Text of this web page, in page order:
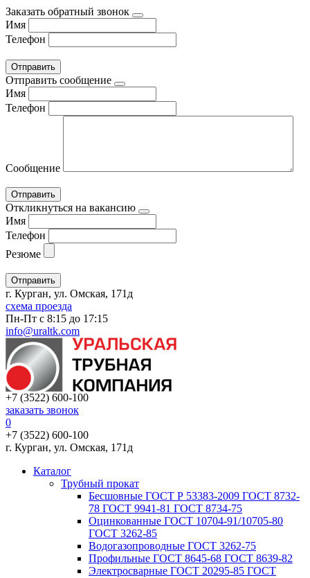
Заказать обратный звонок
Имя
Телефон
Отправить сообщение
Имя
Телефон
Сообщение
Откликнуться на вакансию
Имя
Телефон
Резюме
г. Курган, ул. Омская, 171д
схема проезда
Пн-Пт с 8:15 до 17:15
info@uraltk.com
+7 (3522) 600-100
заказать звонок
0
+7 (3522) 600-100
г. Курган, ул. Омская, 171д
Каталог
Трубный прокат
Беcшовные ГОСТ Р 53383-2009 ГОСТ 8732-
78 ГОСТ 9941-81 ГОСТ 8734-75
Оцинкованные ГОСТ 10704-91/10705-80
ГОСТ 3262-85
Водогазопроводные ГОСТ 3262-75
Профильные ГОСТ 8645-68 ГОСТ 8639-82
Электросварные ГОСТ 20295-85 ГОСТ